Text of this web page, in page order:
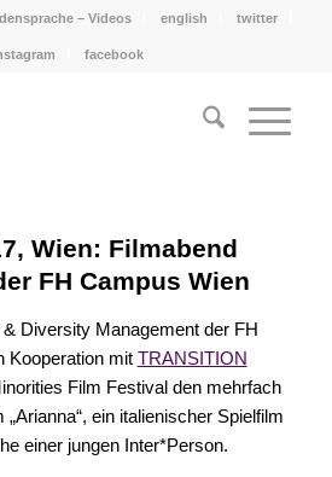
– Videos english twitter
facebook
Wien: Filmabend
FH Campus Wien
Diversity Management der FH
Kooperation mit TRANSITION
Film Festival den mehrfach
ein italienischer Spielfilm
einer jungen Inter*Person.